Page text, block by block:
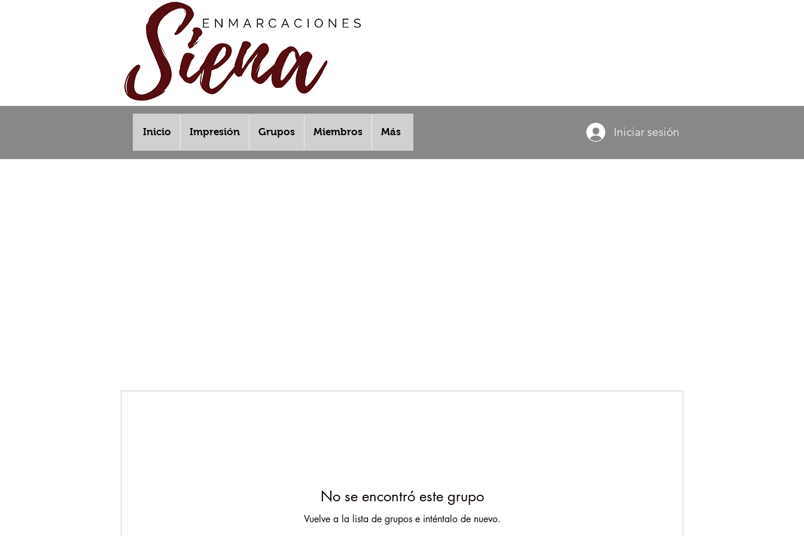
Inicio Impresión Grupos Miembros Más Iniciar sesión
No se encontró este grupo
Vuelve a la lista de grupos e inténtalo de nuevo.